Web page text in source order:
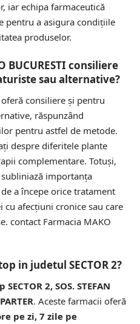
iar echipa farmaceutică
pentru a asigura condițiile
produselor.
BUCURESTI consiliere
sau alternative?
oferă consiliere și pentru
răspunzând
pentru astfel de metode.
despre diferitele plante
complementare. Totuși,
subliniază importanța
a începe orice tratament
afecțiuni cronice sau care
contact Farmacia MAKO
in judetul SECTOR 2?
2, SOS. STEFAN
. Aceste farmacii oferă
pe zi, 7 zile pe